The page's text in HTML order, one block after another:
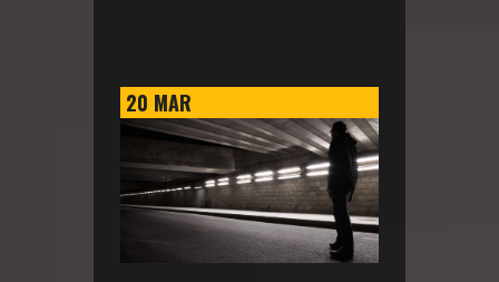
20 MAR